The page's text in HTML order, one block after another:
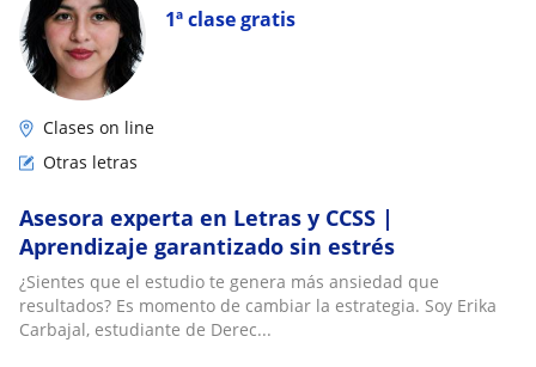
1ª clase gratis
Clases on line
Otras letras
Asesora experta en Letras y CCSS |
Aprendizaje garantizado sin estrés
¿Sientes que el estudio te genera más ansiedad que
resultados? Es momento de cambiar la estrategia. Soy Erika
Carbajal, estudiante de Derec...